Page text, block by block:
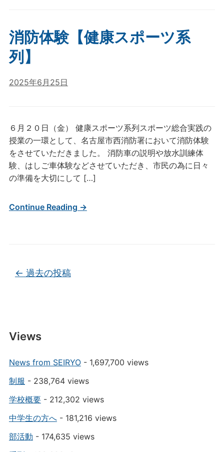
消防体験【健康スポーツ系
列】
2025年6月25日
６月２０日（金） 健康スポーツ系列スポーツ総合実践の
授業の一環として、名古屋市西消防署において消防体験
をさせていただきました。 消防車の説明や放水訓練体
験、はしご車体験などさせていただき、市民の為に日々
の準備を大切にして […]
Continue Reading →
投稿ナビゲーション
← 過去の投稿
Views
News from SEIRYO- 1,697,700 views
制服 - 238,764 views
学校概要- 212,302 views
中学生の方へ- 181,216 views
部活動 - 174,635 views